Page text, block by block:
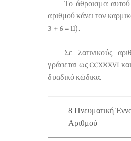
Το άθροισμα αυτού
αριθμού κάνει τον
3 + 6 = 11).
Σε λατινικούς
γράφεται ως CCXXXVI
δυαδικό κώδικα.
8 Πνευματική
Αριθμού